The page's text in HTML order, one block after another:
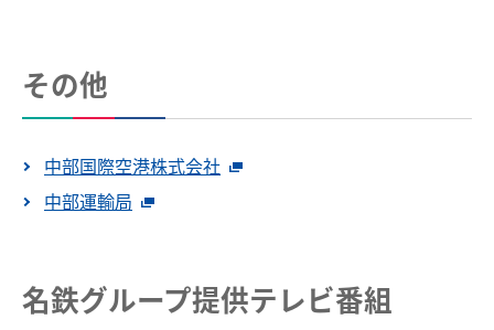
その他
中部国際空港株式会社
中部運輸局
名鉄グループ提供テレビ番組